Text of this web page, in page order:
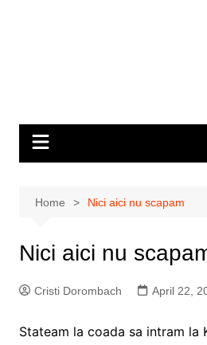
Home Nici aici nu scapam
Nici aici nu
Cristi Dorombach April 22,
Stateam la coada sa intram la